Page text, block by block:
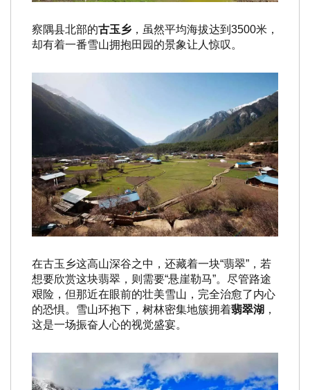
察隅县北部的古玉乡 ，虽然平均海拔达到3500米，
却有着一番雪山拥抱田园的景象让人惊叹。
在古玉乡这高山深谷之中，还藏着一块“翡翠”，若
想要欣赏这块翡翠，则需要“悬崖勒马”。尽管路途
艰险，但那近在眼前的壮美雪山，完全治愈了内心
的恐惧。雪山环抱下，树林密集地簇拥着翡翠湖 ，
这是一场振奋人心的视觉盛宴。